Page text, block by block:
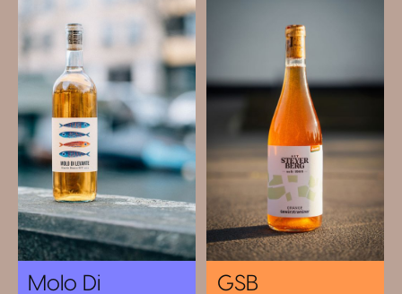
Molo Di GSB